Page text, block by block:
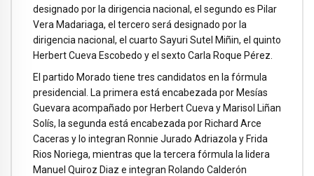
designado por la dirigencia nacional, el segundo es Pilar
Vera Madariaga, el tercero será designado por la
dirigencia nacional, el cuarto Sayuri Sutel Miñin, el quinto
Herbert Cueva Escobedo y el sexto Carla Roque Pérez.
El partido Morado tiene tres candidatos en la fórmula
presidencial. La primera está encabezada por Mesías
Guevara acompañado por Herbert Cueva y Marisol Liñan
Solís, la segunda está encabezada por Richard Arce
Caceras y lo integran Ronnie Jurado Adriazola y Frida
Rios Noriega, mientras que la tercera fórmula la lidera
Manuel Quiroz Diaz e integran Rolando Calderón